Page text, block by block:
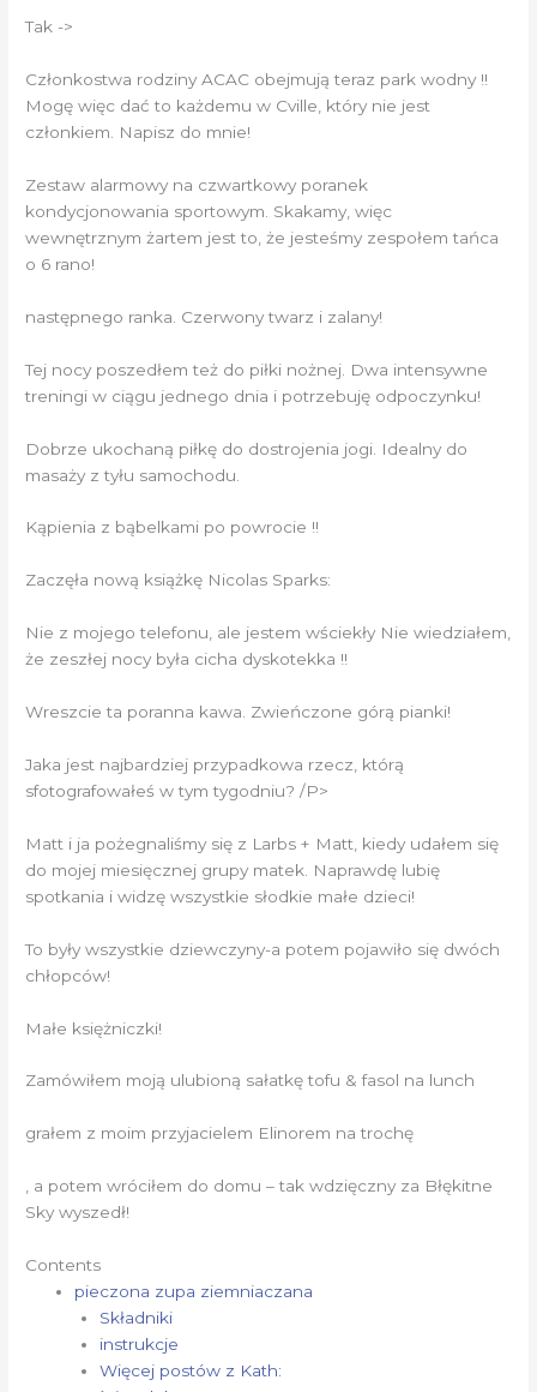
Tak ->
Członkostwa rodziny ACAC obejmują teraz park wodny !!
Mogę więc dać to każdemu w Cville, który nie jest
członkiem. Napisz do mnie!
Zestaw alarmowy na czwartkowy poranek
kondycjonowania sportowym. Skakamy, więc
wewnętrznym żartem jest to, że jesteśmy zespołem tańca
o 6 rano!
następnego ranka. Czerwony twarz i zalany!
Tej nocy poszedłem też do piłki nożnej. Dwa intensywne
treningi w ciągu jednego dnia i potrzebuję odpoczynku!
Dobrze ukochaną piłkę do dostrojenia jogi. Idealny do
masaży z tyłu samochodu.
Kąpienia z bąbelkami po powrocie !!
Zaczęła nową książkę Nicolas Sparks:
Nie z mojego telefonu, ale jestem wściekły Nie wiedziałem,
że zeszłej nocy była cicha dyskotekka !!
Wreszcie ta poranna kawa. Zwieńczone górą pianki!
Jaka jest najbardziej przypadkowa rzecz, którą
sfotografowałeś w tym tygodniu? /P>
Matt i ja pożegnaliśmy się z Larbs + Matt, kiedy udałem się
do mojej miesięcznej grupy matek. Naprawdę lubię
spotkania i widzę wszystkie słodkie małe dzieci!
To były wszystkie dziewczyny-a potem pojawiło się dwóch
chłopców!
Małe księżniczki!
Zamówiłem moją ulubioną sałatkę tofu & fasol na lunch
grałem z moim przyjacielem Elinorem na trochę
, a potem wróciłem do domu – tak wdzięczny za Błękitne
Sky wyszedł!
Contents
pieczona zupa ziemniaczana
Składniki
instrukcje
Więcej postów z Kath: